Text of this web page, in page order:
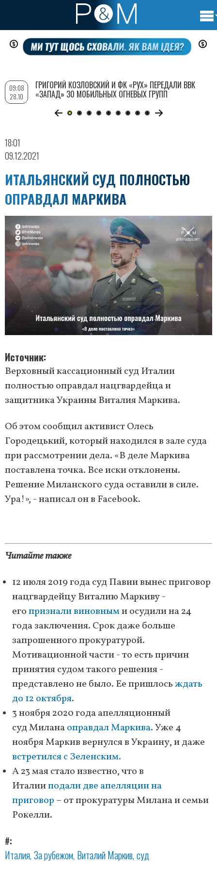
Перейти
содержанию
18:01
09.12.2021
ИТАЛЬЯНСКИЙ СУД ПОЛНОСТЬЮ
ОПРАВДАЛ МАРКИВА
Источник
Верховный кассационный суд Италии
полностью оправдал нацгвардейца и
защитника Украины Виталия Маркива.
Об этом сообщил активист Олесь
Городецький, который находился в зале суда
при рассмотрении дела. «В деле Маркива
поставлена точка. Все иски отклонены.
Решение Миланского суда оставили в силе.
Ура!», - написал он в Facebook.
Читайте также
12 июля 2019 года суд Павии вынес приговор
нацгвардейцу Виталию Маркиву -
егопризнали виновными осудили на 24
года заключения. Срок даже больше
запрошенного прокуратурой.
Мотивационной части - то есть причин
принятия судом такого решения -
представлено не было. Ее пришлосьждать
до 12 октября.
3 ноября 2020 года апелляционный
суд Миланаоправдал Маркива. Уже 4
ноября Маркив вернулся в Украину, и даже
встретился с Зеленским.
А 23 мая стало известно, что в
Италииподали две апелляции на
приговор – от прокуратуры Милана и семьи
Рокелли.
#
Италия За рубежом Виталий Маркив суд
09:08
28.10
ГРИГОРИЙ КОЗЛОВСКИЙ И ФК «РУХ» ПЕРЕДАЛИ ВВК
«ЗАПАД» 30 МОБИЛЬНЫХ ОГНЕВЫХ ГРУПП